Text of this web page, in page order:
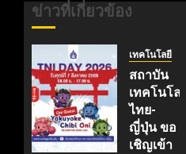
ข่าวที่เกี่ยวข้อง
เทคโนโลยี
สถาบัน
เทคโนโลยี
ไทย-
ญี่ปุ่น ขอ
เชิญเข้า